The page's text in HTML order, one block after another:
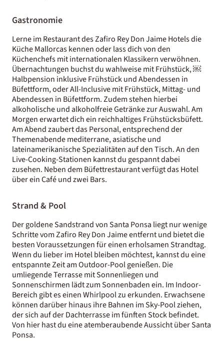
Gastronomie
Lerne im Restaurant des Zafiro Rey Don Jaime Hotels die
Küche Mallorcas kennen oder lass dich von den
Küchenchefs mit internationalen Klassikern verwöhnen.
Übernachtungen buchst du wahlweise mit Frühstück, ​￼​
Halbpension inklusive Frühstück und Abendessen in
Büfettform, oder All-Inclusive mit Frühstück, Mittag- und
Abendessen in Büfettform. Zudem stehen hierbei
alkoholische und alkoholfreie Getränke zur Auswahl. Am
Morgen erwartet dich ein reichhaltiges Frühstücksbüfett.
Am Abend zaubert das Personal, entsprechend der
Themenabende mediterrane, asiatische und
lateinamerikanische Spezialitäten auf den Tisch. An den
Live-Cooking-Stationen kannst du gespannt dabei
zusehen. Neben dem Büfettrestaurant verfügt das Hotel
über ein Café und zwei Bars.
Strand & Pool
Der goldene Sandstrand von Santa Ponsa liegt nur wenige
Schritte vom Zafiro Rey Don Jaime entfernt und bietet die
besten Voraussetzungen für einen erholsamen Strandtag.
Wenn du lieber im Hotel bleiben möchtest, kannst du eine
entspannte Zeit am Outdoor-Pool genießen. Die
umliegende Terrasse mit Sonnenliegen und
Sonnenschirmen lädt zum Sonnenbaden ein. Im Indoor-
Bereich gibt es einen Whirlpool zu erkunden. Erwachsene
können darüber hinaus ihre Bahnen im Sky-Pool ziehen,
der sich auf der Dachterrasse im fünften Stock befindet.
Von hier hast du eine atemberaubende Aussicht über Santa
Ponsa.